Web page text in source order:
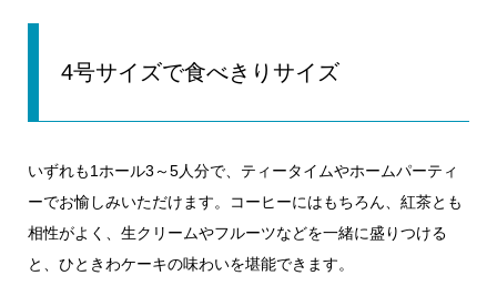
4号サイズで食べきりサイズ
いずれも1ホール3～5人分で、ティータイムやホームパーティ
ーでお愉しみいただけます。コーヒーにはもちろん、紅茶とも
相性がよく、生クリームやフルーツなどを一緒に盛りつける
と、ひときわケーキの味わいを堪能できます。